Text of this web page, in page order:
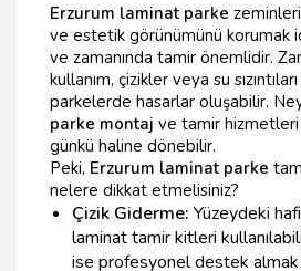
Erzurum laminat parke
ve estetik görünümünü korumak
ve zamanında tamir önemlidir.
kullanım, çizikler veya su
parkelerde hasarlar oluşabilir.
parke montaj ve tamir
günkü haline dönebilir.
Peki, Erzurum laminat parke
nelere dikkat etmelisiniz?
Çizik Giderme: Yüzeydeki
laminat tamir kitleri
ise profesyonel destek almak